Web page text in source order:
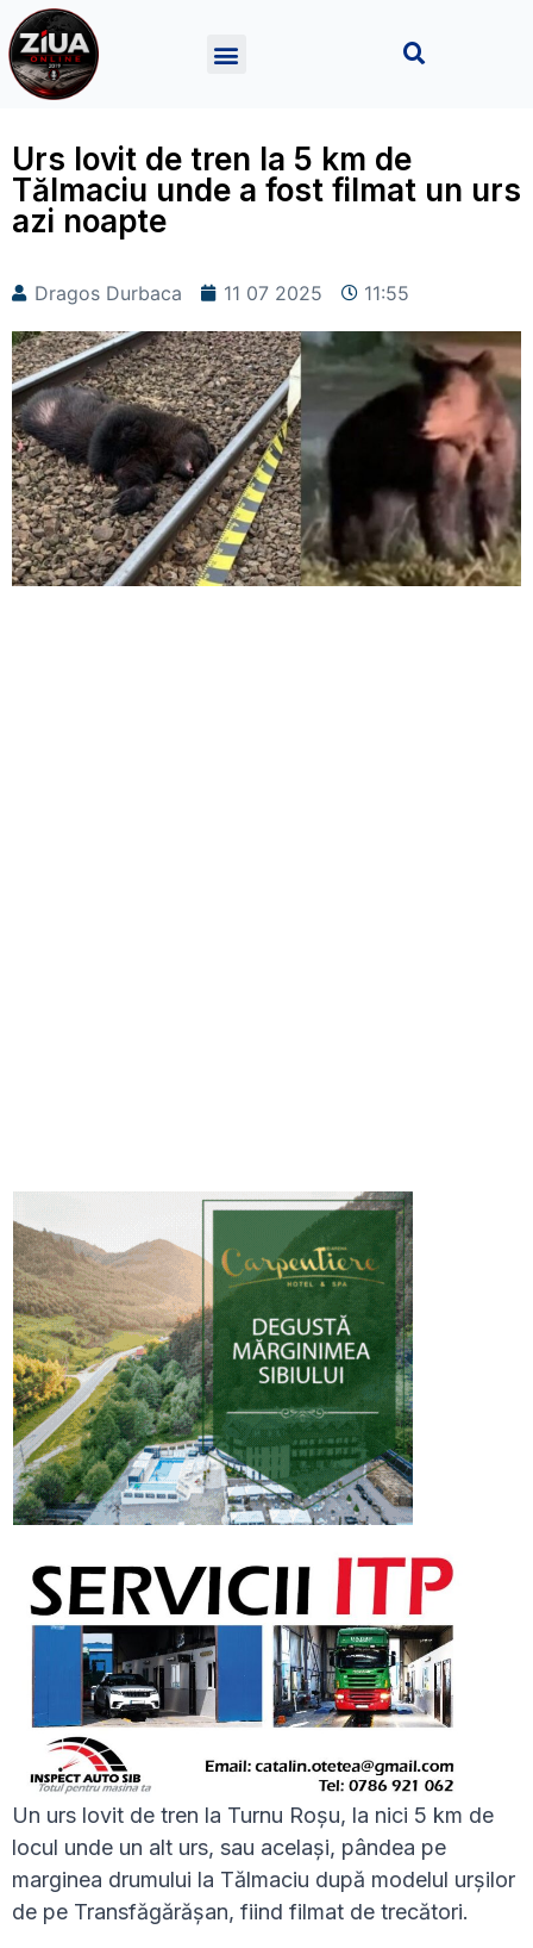
Urs lovit de tren la 5 km de
Tălmaciu unde a fost filmat un urs
azi noapte
Dragos Durbaca 11 07 2025 11:55
Un urs lovit de tren la Turnu Roșu, la nici 5 km de
locul unde un alt urs, sau același, pândea pe
marginea drumului la Tălmaciu după modelul urșilor
de pe Transfăgărășan, fiind filmat de trecători.